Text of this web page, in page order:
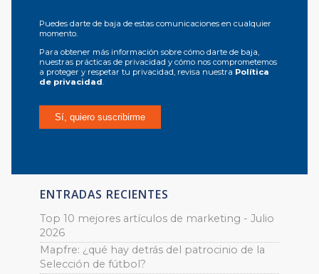
Puedes darte de baja de estas comunicaciones en cualquier
momento.
Para obtener más información sobre cómo darte de baja,
nuestras prácticas de privacidad y cómo nos comprometemos
a proteger y respetar tu privacidad, revisa nuestra Política
de privacidad
ENTRADAS RECIENTES
Top 10 mejores artículos de marketing - Julio
2026
Mapfre: ¿qué hay detrás del patrocinio de la
Selección de fútbol?